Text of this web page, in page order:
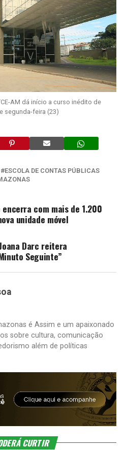
AM dá início a curso inédito de
segunda-feira (23)
ESCOLA DE CONTAS PÚBLICAS
com mais de 1.200
unidade móvel
Darc reitera
Seguinte”
é Assim e um apaixonado
sobre cultura, comunicação
além de políticas
CURTIR